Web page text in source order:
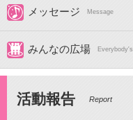
メッセージ Message
みんなの広場
活動報告 Report